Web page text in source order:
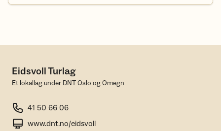
Eidsvoll Turlag
Et lokallag under DNT Oslo og Omegn
41 50 66 06
www.dnt.no/eidsvoll